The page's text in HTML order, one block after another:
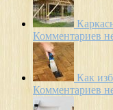
Комментариев
Как
Комментариев